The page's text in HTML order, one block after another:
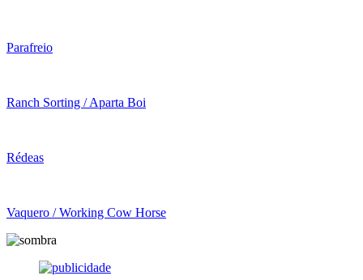
Parafreio
Ranch Sorting / Aparta Boi
Rédeas
Vaquero / Working Cow Horse